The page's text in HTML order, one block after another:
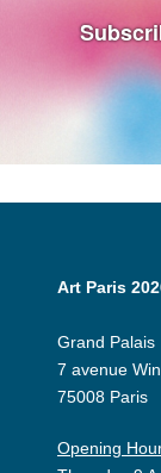
Art Paris
Grand Palais
7 avenue
75008 Paris
Opening